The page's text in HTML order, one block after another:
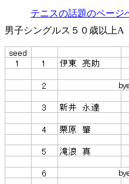
テニスの話題のページ
男子シングルス５０歳以上A